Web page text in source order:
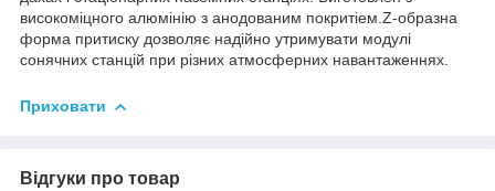
високоміцного алюмінію з анодованим покритіем.Z-образна
форма притиску дозволяє надійно утримувати модулі
сонячних станцій при різних атмосферних навантаженнях.
Приховати
Відгуки про товар